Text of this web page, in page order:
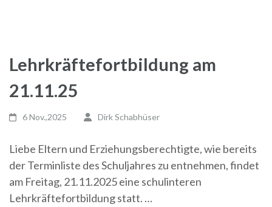
Lehrkräftefortbildung am
21.11.25
6 Nov.,2025 Dirk Schabhüser
Liebe Eltern und Erziehungsberechtigte, wie bereits
der Terminliste des Schuljahres zu entnehmen, findet
am Freitag, 21.11.2025 eine schulinteren
Lehrkräftefortbildung statt. …